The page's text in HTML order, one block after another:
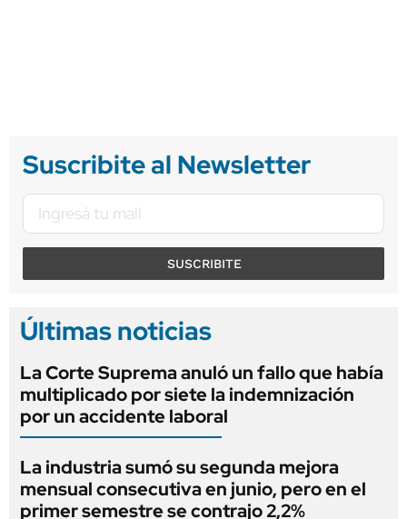
Suscribite al Newsletter
SUSCRIBITE
Últimas noticias
La Corte Suprema anuló un fallo que había
multiplicado por siete la indemnización
por un accidente laboral
La industria sumó su segunda mejora
mensual consecutiva en junio, pero en el
primer semestre se contrajo 2,2%